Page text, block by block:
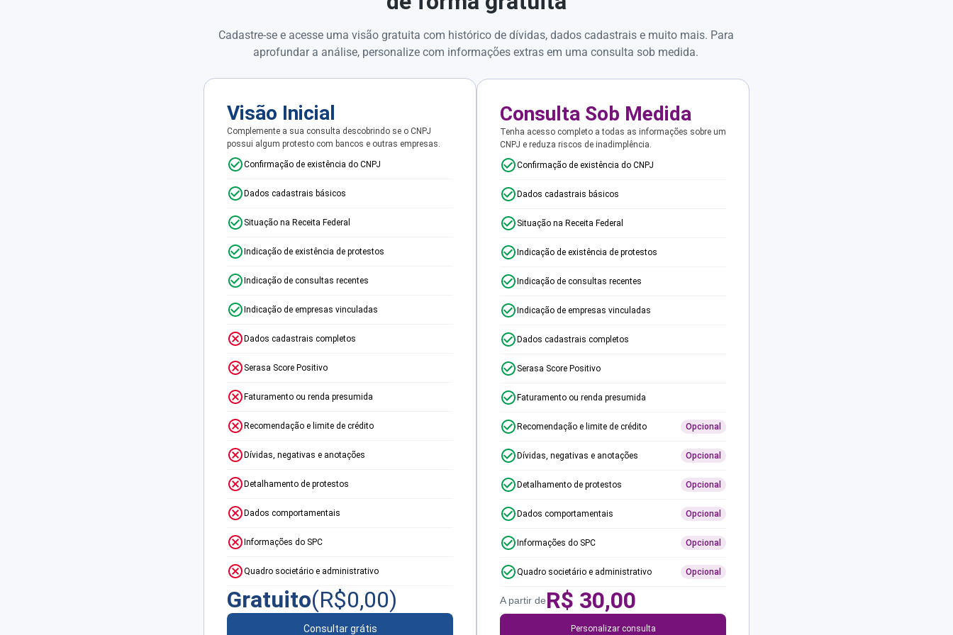
Cadastre-se e acesse uma visão gratuita com histórico de dívidas, dados cadastrais e muito mais. Para
aprofundar a análise, personalize com informações extras em uma consulta sob medida.
Visão Inicial
Complemente a sua consulta descobrindo se o CNPJ
possui algum protesto com bancos e outras empresas.
Confirmação de existência do CNPJ
Dados cadastrais básicos
Situação na Receita Federal
Indicação de existência de protestos
Indicação de consultas recentes
Indicação de empresas vinculadas
Dados cadastrais completos
Serasa Score Positivo
Faturamento ou renda presumida
Recomendação e limite de crédito
Dívidas, negativas e anotações
Detalhamento de protestos
Dados comportamentais
Informações do SPC
Quadro societário e administrativo
Gratuito(R$0,00)
Consultar grátis
Consulta Sob Medida
Tenha acesso completo a todas as informações sobre um
CNPJ e reduza riscos de inadimplência.
Confirmação de existência do CNPJ
Dados cadastrais básicos
Situação na Receita Federal
Indicação de existência de protestos
Indicação de consultas recentes
Indicação de empresas vinculadas
Dados cadastrais completos
Serasa Score Positivo
Faturamento ou renda presumida
Recomendação e limite de crédito Opcional
Dívidas, negativas e anotações Opcional
Detalhamento de protestos Opcional
Dados comportamentais Opcional
Informações do SPC Opcional
Quadro societário e administrativo Opcional
A partir deR$ 30,00
Personalizar consulta